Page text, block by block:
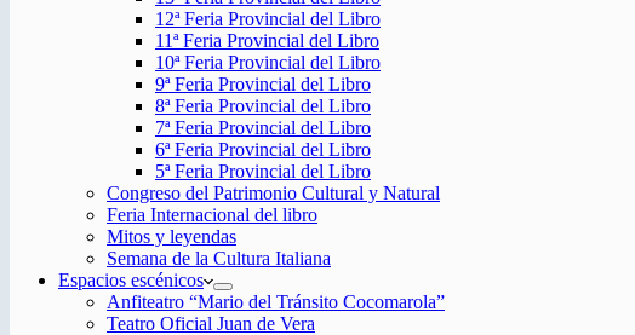
12ª Feria Provincial del Libro
11ª Feria Provincial del Libro
10ª Feria Provincial del Libro
9ª Feria Provincial del Libro
8ª Feria Provincial del Libro
7ª Feria Provincial del Libro
6ª Feria Provincial del Libro
5ª Feria Provincial del Libro
Congreso del Patrimonio Cultural y Natural
Feria Internacional del libro
Mitos y leyendas
Semana de la Cultura Italiana
Espacios escénicos
Anfiteatro “Mario del Tránsito Cocomarola”
Teatro Oficial Juan de Vera